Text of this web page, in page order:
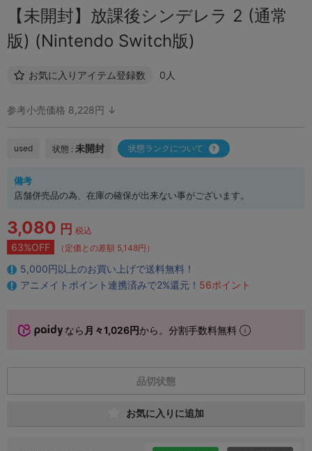
【未開封】放課後シンデレラ 2 (通常
版) (Nintendo Switch版)
お気に入りアイテム登録数 0人
参考小売価格 8,228円 ↓
used 状態 : 未開封 状態ランクについて
備考
店舗併売品の為、在庫の確保が出来ない事がございます。
3,080 円 税込
63%OFF （定価との差額 5,148円）
5,000円以上のお買い上げで送料無料！
アニメイトポイント連携済みで2%還元！ 56ポイント
なら 月々1,026円から。分割手数料無料
品切状態
お気に入りに追加